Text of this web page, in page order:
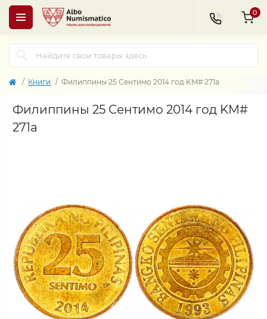
0
Книги Филиппины 25 Сентимо 2014 год KM# 271a
Филиппины 25 Сентимо 2014 год KM#
271a